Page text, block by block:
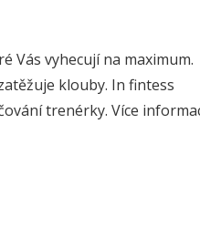
Vás vyhecují na maximum.
klouby. In fintess
trenérky. Více